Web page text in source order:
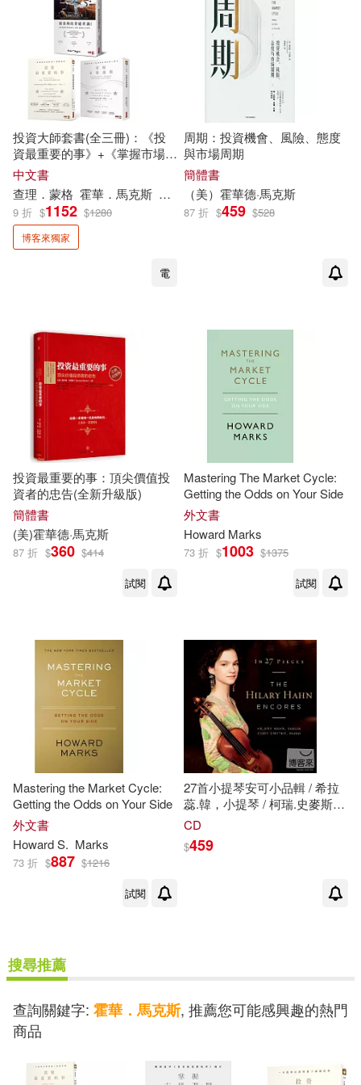
可港澳店取(9)
可新加坡店取(9)
可菲律賓店取(9)
電子書
適合手機平板閱讀(2)
價格
範圍
投資大師套書(全三冊)：《投
資最重要的事》+《掌握市場週
期》+《窮查理的普通常識(增
修版)》【博客來獨家限量熱銷
套組】
中文書
查理．蒙格 霍華 ． 馬克斯 李彔 蘇鵬元 陳儀
9 折 $1152 $1280
博客來獨家
電
周期：投資機會、風險、態度
與市場周期
簡體書
（美） 霍華德·馬克斯
87 折 $459 $528
投資最重要的事：頂尖價值投
資者的忠告(全新升級版)
簡體書
(美)霍華德·馬克斯
87 折 $360 $414
試閱
Mastering The Market Cycle:
Getting the Odds on Your Side
外文書
Howard Marks
73 折 $1003 $1375
試閱
Mastering the Market Cycle:
Getting the Odds on Your Side
外文書
Howard S. Marks
73 折 $887 $1216
試閱
27首小提琴安可小品輯 / 希拉
蕊.韓，小提琴 / 柯瑞.史麥斯，
鋼琴 (2CD)(In 27 Pieces /
CD
$459
搜尋推薦
查詢關鍵字: 霍華．馬克斯, 推薦您可能感興趣的熱門
商品